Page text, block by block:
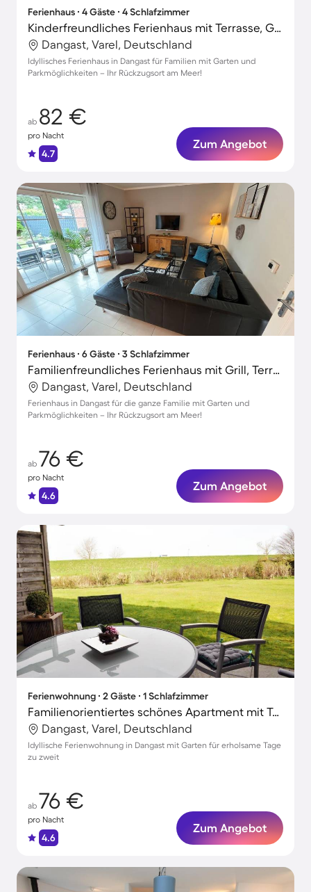
Ferienhaus ∙ 4 Gäste ∙ 4 Schlafzimmer
Kinderfreundliches Ferienhaus mit Terrasse, Garten und Grill | Naturblick | Strand in der Nähe
Dangast, Varel, Deutschland
Idyllisches Ferienhaus in Dangast für Familien mit Garten und
Parkmöglichkeiten – Ihr Rückzugsort am Meer!
ab 82 €
pro Nacht
4.7
Zum Angebot
Ferienhaus ∙ 6 Gäste ∙ 3 Schlafzimmer
Familienfreundliches Ferienhaus mit Grill, Terrasse und Garten | Naturblick | Neben dem Strand
Dangast, Varel, Deutschland
Ferienhaus in Dangast für die ganze Familie mit Garten und
Parkmöglichkeiten – Ihr Rückzugsort am Meer!
ab 76 €
pro Nacht
4.6
Zum Angebot
Ferienwohnung ∙ 2 Gäste ∙ 1 Schlafzimmer
Familienorientiertes schönes Apartment mit Terrasse und Garten | Stadtblick | Neben dem Strand
Dangast, Varel, Deutschland
Idyllische Ferienwohnung in Dangast mit Garten für erholsame Tage
zu zweit
ab 76 €
pro Nacht
4.6
Zum Angebot